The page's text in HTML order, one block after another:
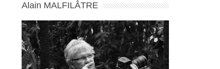
Alain MALFILÂTRE